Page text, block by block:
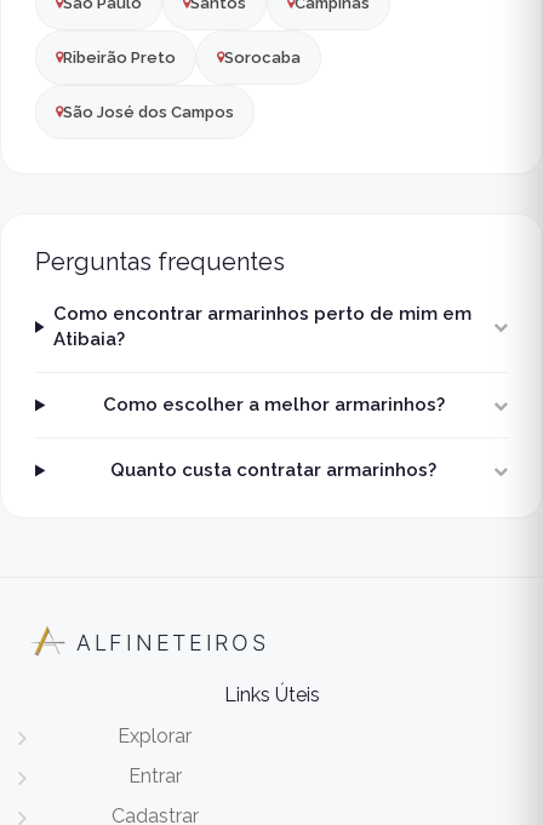
Ribeirão Preto Sorocaba
São José dos Campos
Perguntas frequentes
Como encontrar armarinhos perto de mim em
Atibaia?
Como escolher a melhor armarinhos?
Quanto custa contratar armarinhos?
ALFINETEIROS
Links Úteis
Explorar
Entrar
Cadastrar